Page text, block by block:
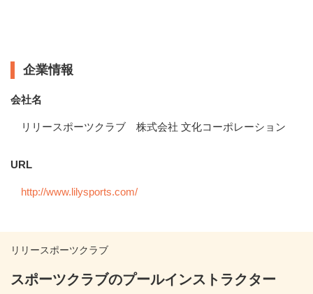
企業情報
会社名
リリースポーツクラブ 株式会社 文化コーポレーション
URL
http://www.lilysports.com/
リリースポーツクラブ
スポーツクラブのプールインストラクター